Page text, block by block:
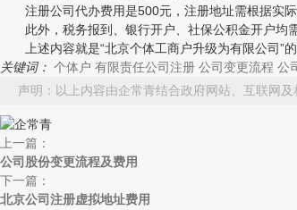
注册公司代办费用是500元，注册地址需根据实际
此外，税务报到、银行开户、社保公积金开户均需
上述内容就是“北京个体工商户升级为有限公司”
关键词： 个体户 有限责任公司注册 公司变更流程 公
声明：以上内容由企常青结合政府网站、互联网
上一篇：
公司股份变更流程及费用
下一篇：
北京公司注册虚拟地址费用